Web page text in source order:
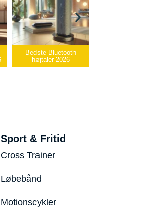
Bedste infrarøde
varmepude 2026
Sport & Fritid
Cross Trainer
Løbebånd
Motionscykler